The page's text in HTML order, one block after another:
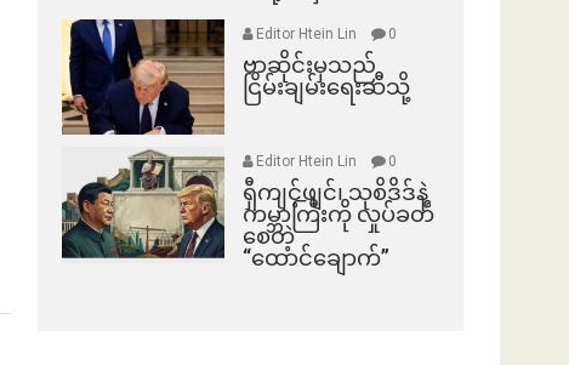
Editor Htein Lin 0
ဗာဆိုင်းမှသည်
ငြိမ်းချမ်းရေးဆီသို့
Editor Htein Lin 0
ရှီကျင့်ဖျင်၊ သုစိဒိဒ်နဲ့
ကမ္ဘာကြီးကို လှုပ်ခတ်
စေတဲ့
“ထောင်ချောက်”